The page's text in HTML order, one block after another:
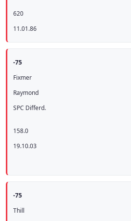
620
11.01.86
-75
Fixmer
Raymond
SPC Differd.
158.0
19.10.03
-75
Thill